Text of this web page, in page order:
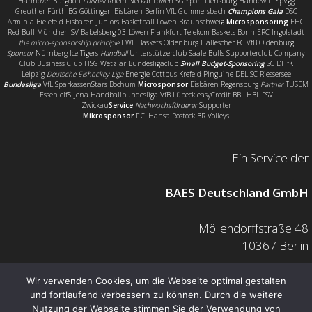
Greuther Fürth BG Göttingen Eisbären Berlin VfL Gummersbach Champions GalaDSC
Arminia Bielefeld Eisbären Juniors Basketball Löwen Braunschweig Microsponsoring EHC
Red Bull München SV Babelsberg 03 Löwen Frankfurt Telekom Baskets Bonn ERC Ingolstadt
the micro-sponsorship principleEWE Baskets Oldenburg Hallescher FC VfB Oldenburg
SponsorNürnberg Ice Tigers HandballUnterstützerclub Saale Bulls Supporterclub Company
Club Business Club HSG Wetzlar Bundesligaclub Small Budget-SponsoringSC DHfK
Leipzig Deutsche Eishockey LigaEnergie Cottbus Krefeld Pinguine DEL SC Riessersee
Bundesliga VfL SparkassenStars Bochum MicrosponsorEisbären Regensburg PartnerTUSEM
Essen elf5 Jena Handballbundesliga VfB Lübeck easyCredit BBL HBL FSV
ZwickauService NachwuchsfördererSupporter
MikrosponsorF.C. Hansa Rostock BR Volleys
Ein Service der
BAES Deutschland GmbH
Möllendorffstraße 48
10367 Berlin
Mail: info@baes.de
Telefon: 030 200 7378 0
Wir verwenden Cookies, um die Webseite optimal gestalten
und fortlaufend verbessern zu können. Durch die weitere
Nutzung der Webseite stimmen Sie der Verwendung von